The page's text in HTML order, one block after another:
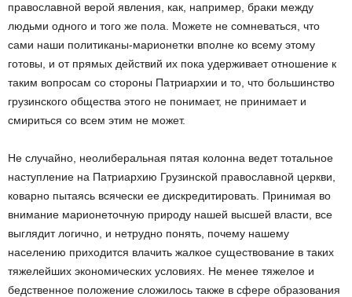
православной верой явления, как, например, браки между
людьми одного и того же пола. Можете не сомневаться, что
сами наши политиканы-марионетки вполне ко всему этому
готовы, и от прямых действий их пока удерживает отношение к
таким вопросам со стороны Патриархии и то, что большинство
грузинского общества этого не понимает, не принимает и
смириться со всем этим не может.
Не случайно, неолиберальная пятая колонна ведет тотальное
наступление на Патриархию Грузинской православной церкви,
коварно пытаясь всячески ее дискредитировать. Принимая во
внимание марионеточную природу нашей высшей власти, все
выглядит логично, и нетрудно понять, почему нашему
населению приходится влачить жалкое существование в таких
тяжелейших экономических условиях. Не менее тяжелое и
бедственное положение сложилось также в сфере образования